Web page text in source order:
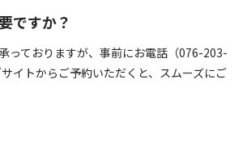
ですか？
っておりますが、事前にお電話（076-203-
イトからご予約いただくと、スムーズにご